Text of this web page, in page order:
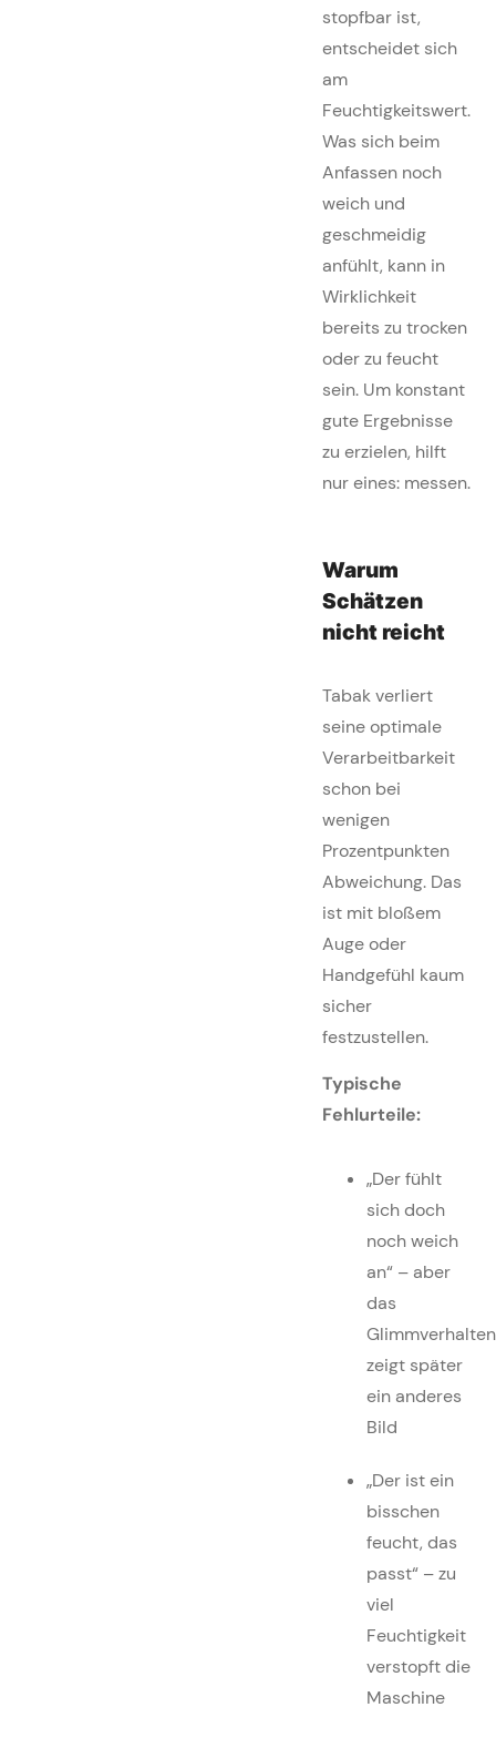
stopfbar ist,
entscheidet sich
am
Feuchtigkeitswert.
Was sich beim
Anfassen noch
weich und
geschmeidig
anfühlt, kann in
Wirklichkeit
bereits zu trocken
oder zu feucht
sein. Um konstant
gute Ergebnisse
zu erzielen, hilft
nur eines: messen.
Warum
Schätzen
nicht reicht
Tabak verliert
seine optimale
Verarbeitbarkeit
schon bei
wenigen
Prozentpunkten
Abweichung. Das
ist mit bloßem
Auge oder
Handgefühl kaum
sicher
festzustellen.
Typische
Fehlurteile:
„Der fühlt
sich doch
noch weich
an“ – aber
das
Glimmverhalten
zeigt später
ein anderes
Bild
„Der ist ein
bisschen
feucht, das
passt“ – zu
viel
Feuchtigkeit
verstopft die
Maschine